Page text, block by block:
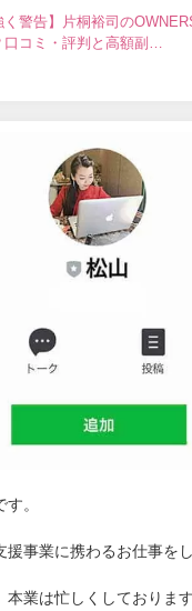
く警告】片桐裕司の
口コミ・評判と高額副…
。
事業に携わるお仕事をし
本業は忙しくしておりま